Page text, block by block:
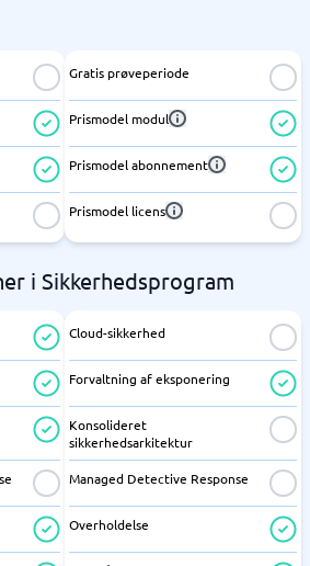
Gratis prøveperiode
Prismodel modul
Prismodel abonnement
Prismodel licens
i Sikkerhedsprogram
Cloud-sikkerhed
Forvaltning af eksponering
Konsolideret
sikkerhedsarkitektur
Managed Detective Response
Overholdelse